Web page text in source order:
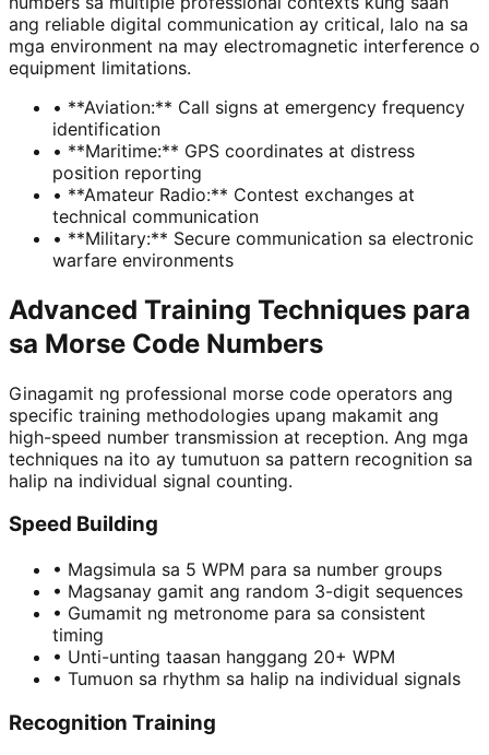
ang reliable digital communication ay critical, lalo na sa
mga environment na may electromagnetic interference o
equipment limitations.
• **Aviation:** Call signs at emergency frequency
identification
• **Maritime:** GPS coordinates at distress
position reporting
• **Amateur Radio:** Contest exchanges at
technical communication
• **Military:** Secure communication sa electronic
warfare environments
Advanced Training Techniques para
sa Morse Code Numbers
Ginagamit ng professional morse code operators ang
specific training methodologies upang makamit ang
high-speed number transmission at reception. Ang mga
techniques na ito ay tumutuon sa pattern recognition sa
halip na individual signal counting.
Speed Building
• Magsimula sa 5 WPM para sa number groups
• Magsanay gamit ang random 3-digit sequences
• Gumamit ng metronome para sa consistent
timing
• Unti-unting taasan hanggang 20+ WPM
• Tumuon sa rhythm sa halip na individual signals
Recognition Training